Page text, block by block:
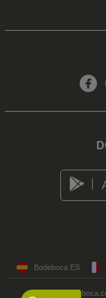
Bodeboca ES